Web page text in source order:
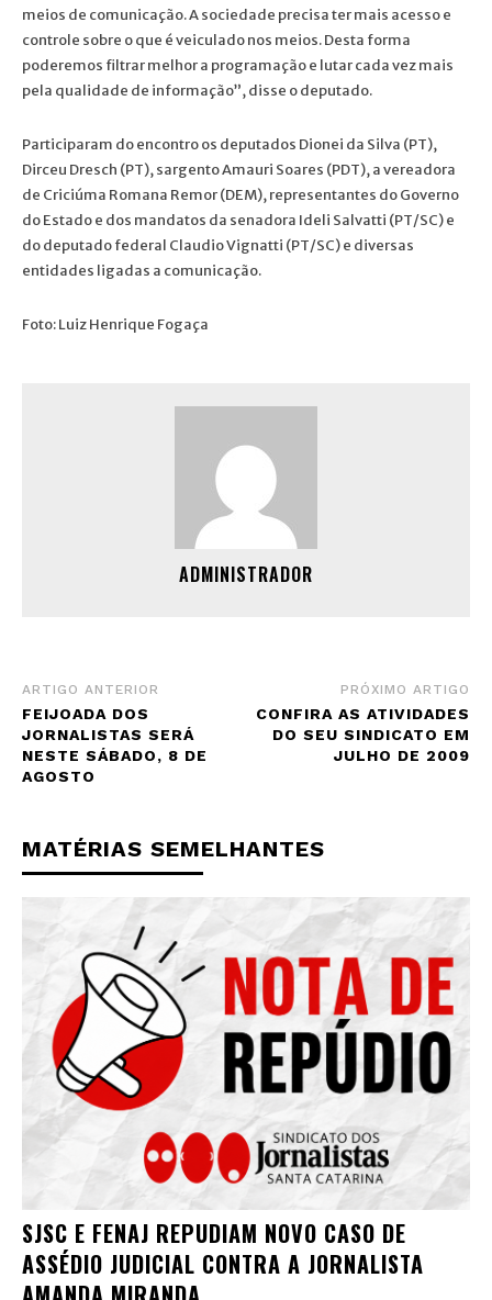
meios de comunicação. A sociedade precisa ter mais acesso e
controle sobre o que é veiculado nos meios. Desta forma
poderemos filtrar melhor a programação e lutar cada vez mais
pela qualidade de informação”, disse o deputado.
Participaram do encontro os deputados Dionei da Silva (PT),
Dirceu Dresch (PT), sargento Amauri Soares (PDT), a vereadora
de Criciúma Romana Remor (DEM), representantes do Governo
do Estado e dos mandatos da senadora Ideli Salvatti (PT/SC) e
do deputado federal Claudio Vignatti (PT/SC) e diversas
entidades ligadas a comunicação.
Foto: Luiz Henrique Fogaça
ADMINISTRADOR
ARTIGO ANTERIOR
FEIJOADA DOS
JORNALISTAS SERÁ
NESTE SÁBADO, 8 DE
AGOSTO
PRÓXIMO ARTIGO
CONFIRA AS ATIVIDADES
DO SEU SINDICATO EM
JULHO DE 2009
MATÉRIAS SEMELHANTES
SJSC E FENAJ REPUDIAM NOVO CASO DE
ASSÉDIO JUDICIAL CONTRA A JORNALISTA